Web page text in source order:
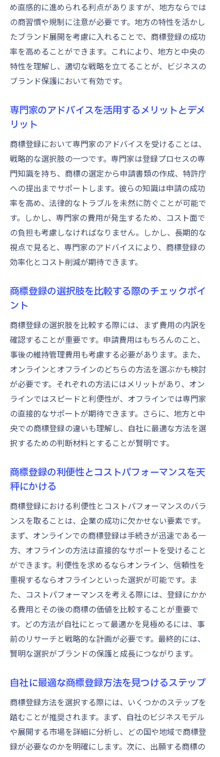
め直感的に進められる利点がありますが、地方ならでは
の商習慣や規制に注意が必要です。地方の特性を活かし
たブランド展開を考慮に入れることで、商標登録の成功
率を高めることができます。これにより、地方と中央の
特性を理解し、適切な戦略を立てることが、ビジネスの
ブランド保護において有効です。
専門家のアドバイスを活用するメリットとデメ
リット
商標登録において専門家のアドバイスを受けることは、
戦略的な選択肢の一つです。専門家は登録プロセスの専
門知識を持ち、商標の選定から申請書類の作成、特許庁
への提出までサポートします。彼らの知識は申請の成功
率を高め、法律的なトラブルを未然に防ぐことが可能で
す。しかし、専門家の費用が発生するため、コスト面で
の負担も考慮しなければなりません。しかし、長期的な
視点で見ると、専門家のアドバイスにより、商標登録の
効率化とコスト削減が期待できます。
商標登録の選択肢を比較する際のチェックポイ
ント
商標登録の選択肢を比較する際には、まず費用の内訳を
確認することが重要です。申請費用はもちろんのこと、
事後の維持管理費用も考慮する必要があります。また、
オンラインとオフラインのどちらの方法を選ぶかも検討
が必要です。それぞれの方法にはメリットがあり、オン
ラインではスピードと利便性が、オフラインでは専門家
の直接的なサポートが期待できます。さらに、地方と中
央での商標登録の違いも理解し、自社に最適な方法を選
択するための判断材料とすることが賢明です。
商標登録の利便性とコストパフォーマンスを天
秤にかける
商標登録における利便性とコストパフォーマンスのバラ
ンスを取ることは、企業の成功に欠かせない要素です。
まず、オンラインでの商標登録は手続きが迅速である一
方、オフラインの方法は直接的なサポートを受けること
ができます。利便性を求めるならオンライン、信頼性を
重視するならオフラインといった選択が可能です。ま
た、コストパフォーマンスを考える際には、登録にかか
る費用とその後の商標の価値を比較することが重要で
す。どの方法が自社にとって最適かを見極めるには、事
前のリサーチと戦略的な計画が必要です。最終的には、
賢明な選択がブランドの保護と成長につながります。
自社に最適な商標登録方法を見つけるステップ
商標登録方法を選択する際には、いくつかのステップを
踏むことが推奨されます。まず、自社のビジネスモデル
や展開する市場を詳細に分析し、どの国や地域で商標登
録が必要なのかを明確にします。次に、出願する商標の